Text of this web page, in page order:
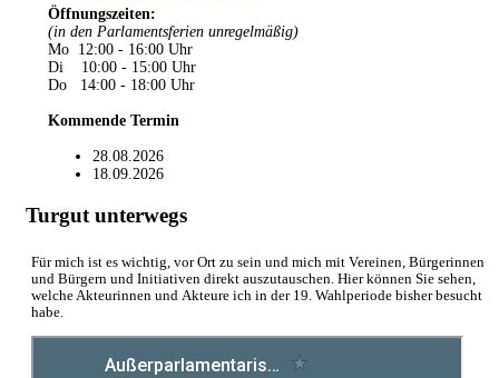
Öffnungszeiten:
(in den Parlamentsferien unregelmäßig)
Mo 12:00 - 16:00 Uhr
Di 10:00 - 15:00 Uhr
Do 14:00 - 18:00 Uhr
Kommende Termin
28.08.2026
18.09.2026
Turgut unterwegs
Für mich ist es wichtig, vor Ort zu sein und mich mit Vereinen, Bürgerinnen
und Bürgern und Initiativen direkt auszutauschen. Hier können Sie sehen,
welche Akteurinnen und Akteure ich in der 19. Wahlperiode bisher besucht
habe.